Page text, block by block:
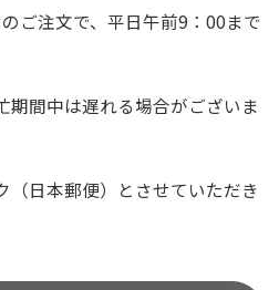
ご注文で、平日午前9：00まで
間中は遅れる場合がございま
（日本郵便）とさせていただき